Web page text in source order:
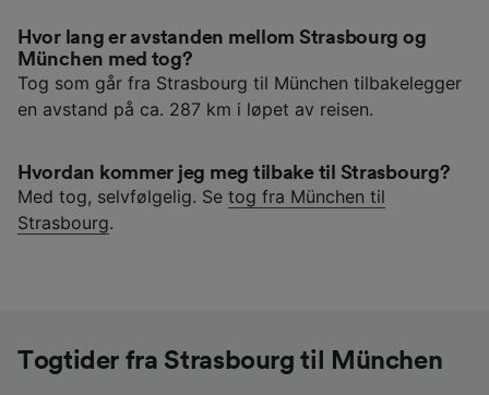
Hvor lang er avstanden mellom Strasbourg og
München med tog?
Tog som går fra Strasbourg til München tilbakelegger
en avstand på ca. 287 km i løpet av reisen.
Hvordan kommer jeg meg tilbake til Strasbourg?
Med tog, selvfølgelig. Se tog fra München til
Strasbourg.
Togtider fra Strasbourg til München